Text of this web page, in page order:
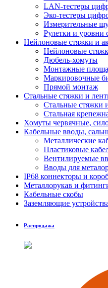
LAN-тестеры
Эко-тестеры
Измерительные
Рулетки и уровни
Нейлоновые стяжки и
Нейлоновые
Дюбель-хомуты
Монтажные
Маркировочные
Прямой монтаж
Стальные стяжки и
Стальные стяжки
Стальная
Хомуты червячные,
Кабельные вводы,
Металлические
Пластиковые
Вентилируемые
Вводы для
IP68 коннекторы и
Металлорукав и
Кабельные скобы
Заземляющие
Распродажа